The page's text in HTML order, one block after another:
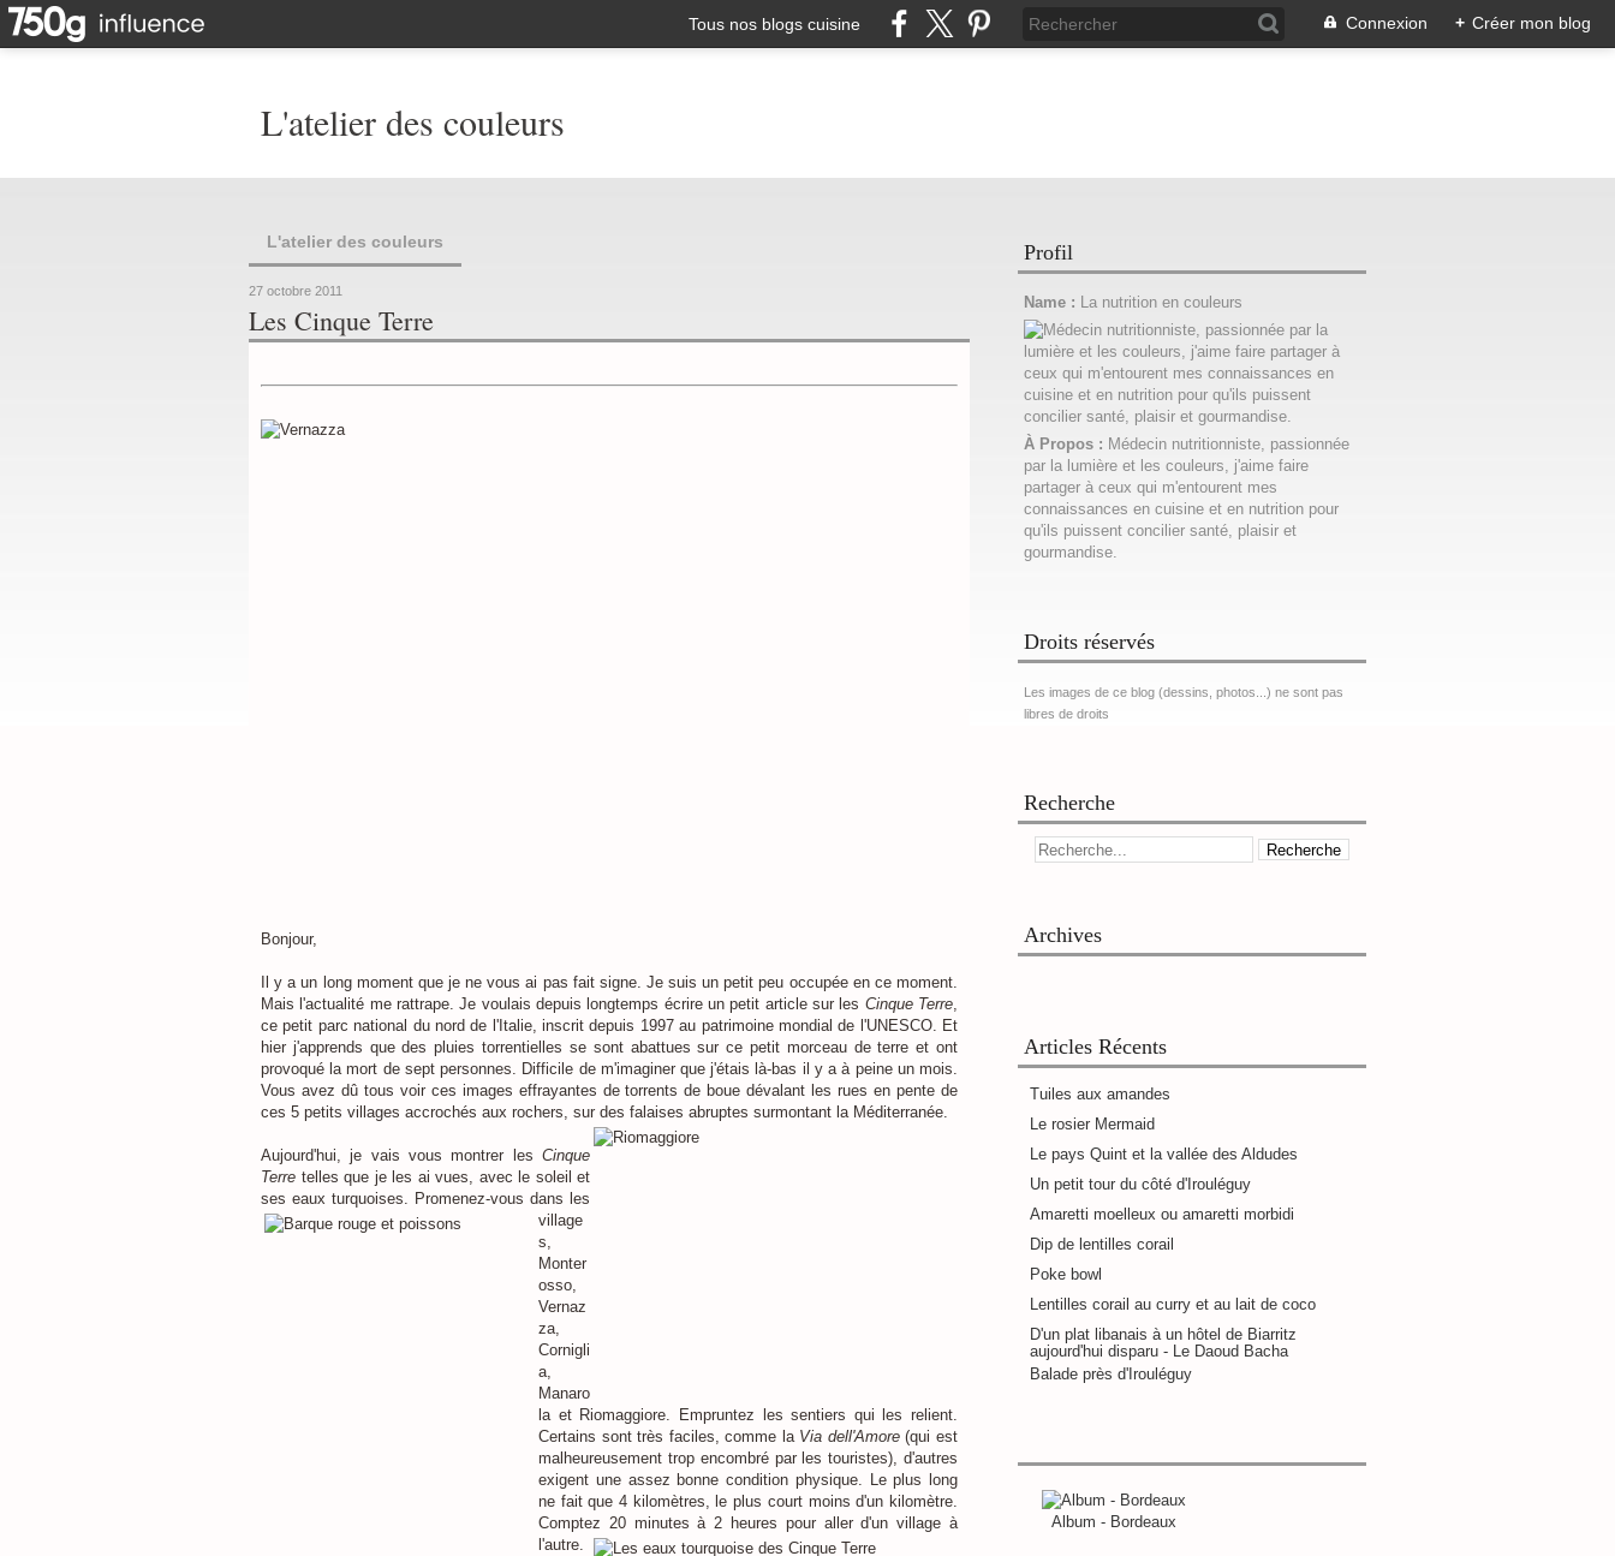
Tous nos blogs cuisine Connexion + Créer mon blog
L'atelier des couleurs
L'atelier des couleurs
27 octobre 2011
Les Cinque Terre
Bonjour,
Il y a un long moment que je ne vous ai pas fait signe. Je suis un petit peu occupée en ce moment.
Mais l'actualité me rattrape. Je voulais depuis longtemps écrire un petit article sur les Cinque Terre,
ce petit parc national du nord de l'Italie, inscrit depuis 1997 au patrimoine mondial de l'UNESCO. Et
hier j'apprends que des pluies torrentielles se sont abattues sur ce petit morceau de terre et ont
provoqué la mort de sept personnes. Difficile de m'imaginer que j'étais là-bas il y a à peine un mois.
Vous avez dû tous voir ces images effrayantes de torrents de boue dévalant les rues en pente de
ces 5 petits villages accrochés aux rochers, sur des falaises abruptes surmontant la Méditerranée.
Aujourd'hui, je vais vous montrer les Cinque
Terre telles que je les ai vues, avec le soleil et
ses eaux turquoises. Promenez-vous dans les
village
s,
Monter
osso,
Vernaz
za,
Cornigli
a,
Manaro
la et Riomaggiore. Empruntez les sentiers qui les relient.
Certains sont très faciles, comme la Via dell'Amore(qui est
malheureusement trop encombré par les touristes), d'autres
exigent une assez bonne condition physique. Le plus long
ne fait que 4 kilomètres, le plus court moins d'un kilomètre.
Comptez 20 minutes à 2 heures pour aller d'un village à
l'autre.
Profil
Name : La nutrition en couleurs
À Propos : Médecin nutritionniste, passionnée
par la lumière et les couleurs, j'aime faire
partager à ceux qui m'entourent mes
connaissances en cuisine et en nutrition pour
qu'ils puissent concilier santé, plaisir et
gourmandise.
Droits réservés
Les images de ce blog (dessins, photos...) ne sont pas
libres de droits
Recherche
Archives
Articles Récents
Tuiles aux amandes
Le rosier Mermaid
Le pays Quint et la vallée des Aldudes
Un petit tour du côté d'Irouléguy
Amaretti moelleux ou amaretti morbidi
Dip de lentilles corail
Poke bowl
Lentilles corail au curry et au lait de coco
D'un plat libanais à un hôtel de Biarritz
aujourd'hui disparu - Le Daoud Bacha
Balade près d'Irouléguy
Album - Bordeaux